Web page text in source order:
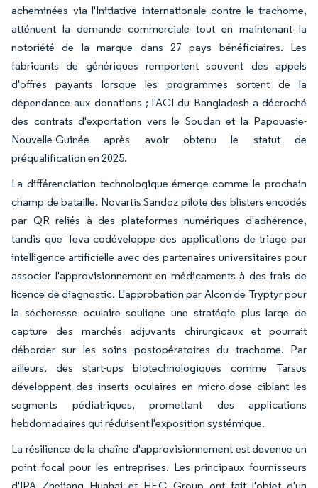
acheminées via l'Initiative internationale contre le trachome,
atténuent la demande commerciale tout en maintenant la
notoriété de la marque dans 27 pays bénéficiaires. Les
fabricants de génériques remportent souvent des appels
d'offres payants lorsque les programmes sortent de la
dépendance aux donations ; l'ACI du Bangladesh a décroché
des contrats d'exportation vers le Soudan et la Papouasie-
Nouvelle-Guinée après avoir obtenu le statut de
préqualification en 2025.
La différenciation technologique émerge comme le prochain
champ de bataille. Novartis Sandoz pilote des blisters encodés
par QR reliés à des plateformes numériques d'adhérence,
tandis que Teva codéveloppe des applications de triage par
intelligence artificielle avec des partenaires universitaires pour
associer l'approvisionnement en médicaments à des frais de
licence de diagnostic. L'approbation par Alcon de Tryptyr pour
la sécheresse oculaire souligne une stratégie plus large de
capture des marchés adjuvants chirurgicaux et pourrait
déborder sur les soins postopératoires du trachome. Par
ailleurs, des start-ups biotechnologiques comme Tarsus
développent des inserts oculaires en micro-dose ciblant les
segments pédiatriques, promettant des applications
hebdomadaires qui réduisent l'exposition systémique.
La résilience de la chaîne d'approvisionnement est devenue un
point focal pour les entreprises. Les principaux fournisseurs